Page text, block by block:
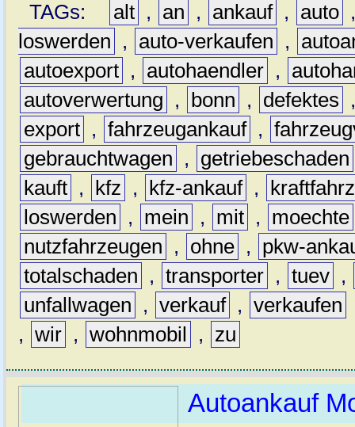
TAGs:
alt , an , ankauf , auto
loswerden
, auto-verkaufen ,
autoexport , autohaendler ,
autoverwertung
, bonn , defektes
export , fahrzeugankauf ,
gebrauchtwagen
,
getriebeschaden
kauft , kfz , kfz-ankauf ,
loswerden
, mein , mit ,
moechte
nutzfahrzeugen
, ohne ,
pkw-
totalschaden
, transporter , tuev ,
unfallwagen
, verkauf , verkaufen
, wir , wohnmobil , zu
Autoankauf